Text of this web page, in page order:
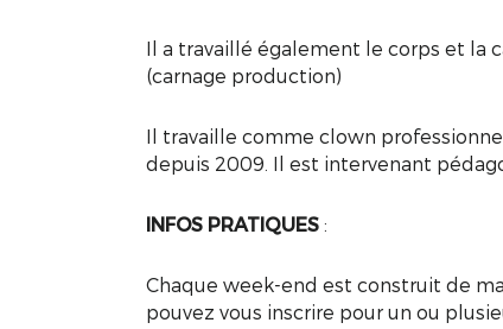
Il a travaillé également le corps et la
(carnage production)
Il travaille comme clown
depuis 2009. Il est intervenant
INFOS PRATIQUES:
Chaque week-end est construit de
pouvez vous inscrire pour un ou